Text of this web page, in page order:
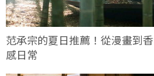
范承宗的夏日推薦！從漫畫到
感日常